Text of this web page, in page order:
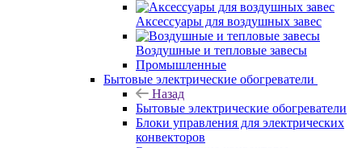
Аксессуары для воздушных завес
Воздушные и тепловые завесы
Промышленные
Бытовые электрические обогреватели
Назад
Бытовые электрические обогреватели
Блоки управления для электрических
конвекторов